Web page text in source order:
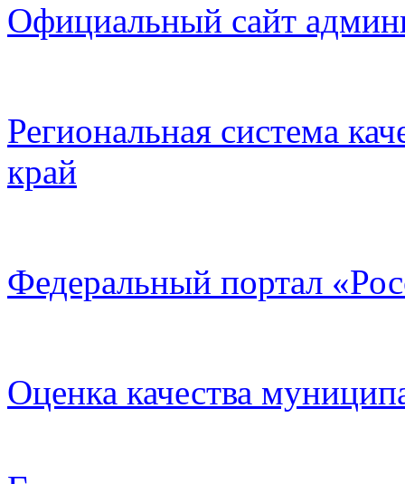
Официальный сайт
Региональная система
край
Федеральный портал
Оценка качества